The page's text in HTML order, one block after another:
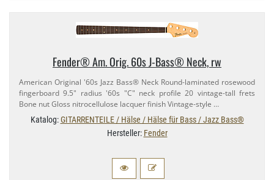
Fender® Am. Orig. 60s J-​Bass® Neck, rw
American Original '60s Jazz Bass® Neck Round-​laminated rosewood
fingerboard 9.​5" radius '60s "C" neck profile 20 vintage-​tall frets
Bone nut Gloss nitrocellulose lacquer finish Vintage-​style …
Katalog:GITARRENTEILE / Hälse / Hälse für Bass / Jazz Bass®
Hersteller: Fender